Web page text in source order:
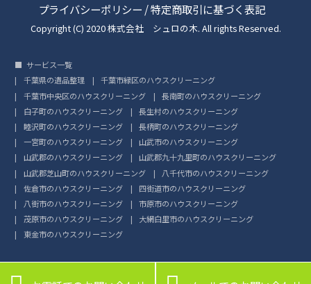
プライバシーポリシー /特定商取引に基づく表記
Copyright (C) 2020 株式会社 シュロの木. All rights Reserved.
サービス一覧
千葉県の遺品整理
千葉市緑区のハウスクリーニング
千葉市中央区のハウスクリーニング
長南町のハウスクリーニング
白子町のハウスクリーニング
長生村のハウスクリーニング
睦沢町のハウスクリーニング
長柄町のハウスクリーニング
一宮町のハウスクリーニング
山武市のハウスクリーニング
山武郡のハウスクリーニング
山武郡九十九里町のハウスクリーニング
山武郡芝山町のハウスクリーニング
八千代市のハウスクリーニング
佐倉市のハウスクリーニング
四街道市のハウスクリーニング
八街市のハウスクリーニング
市原市のハウスクリーニング
茂原市のハウスクリーニング
大網白里市のハウスクリーニング
東金市のハウスクリーニング